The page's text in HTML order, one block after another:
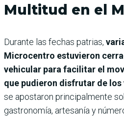
Multitud en el
Durante las fechas patrias,
Microcentro estuvieron
vehicular para facilitar el
que pudieron disfrutar de
se apostaron principalmente
gastronomía, artesanía y